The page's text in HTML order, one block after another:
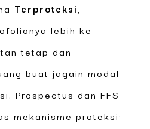
Terproteksi
lebih ke
tetap dan
buat jagain modal
Prospectus dan FFS
mekanisme proteksi: